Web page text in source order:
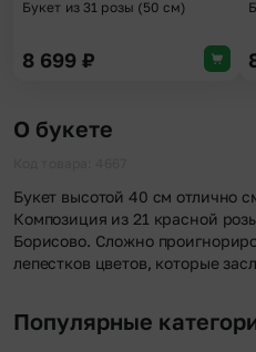
Букет из 31 розы (50 см)
8 699 ₽
О букете
Букет высотой 40 см отлично
Композиция из 21 красной
Борисово. Сложно
лепестков цветов, которые
Популярные